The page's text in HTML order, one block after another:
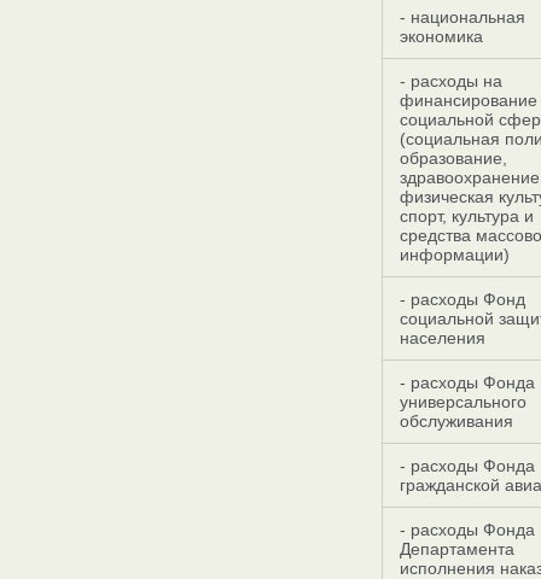
- национальная
экономика
- расходы на
финансирование
социальной
(социальная
образование,
физическая
спорт, культура и
средства
информации)
- расходы Фонд
социальной
населения
- расходы Фонда
универсального
обслуживания
- расходы Фонда
гражданской
- расходы Фонда
Департамента
исполнения